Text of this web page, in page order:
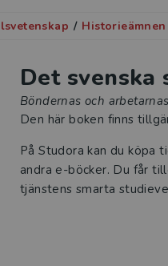
/ Historieämnen
Det
Böndernas och
Den här boken finns
På Studora kan du köpa
andra e-böcker. Du får
tjänstens smarta